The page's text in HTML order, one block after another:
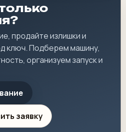
продайте излишки и
ключ. Подберем машину,
организуем запуск и
заявку